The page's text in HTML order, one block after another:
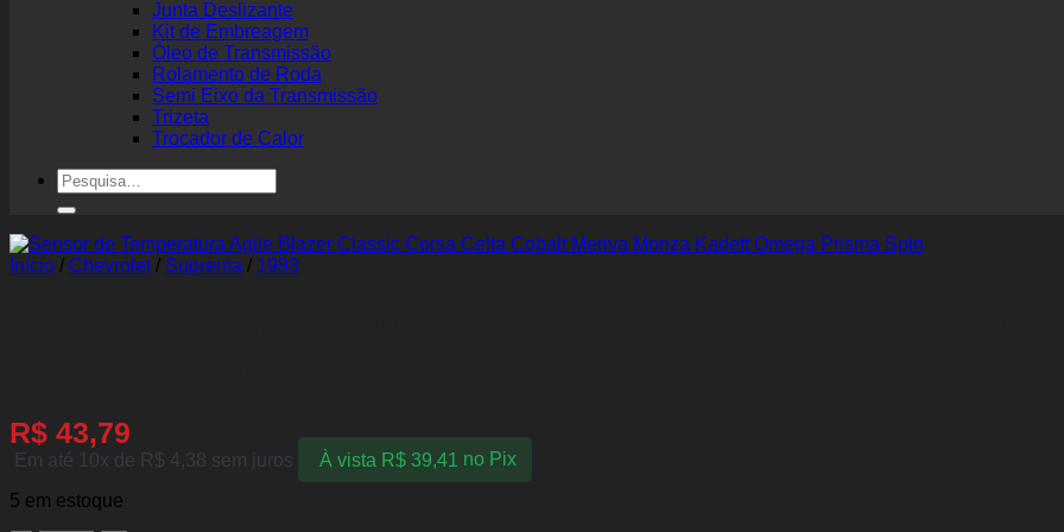
Junta Deslizante
Kit de Embreagem
Óleo de Transmissão
Rolamento de Roda
Semi Eixo da Transmissão
Trizeta
Trocador de Calor
Pesquisar
por:
Início / Chevrolet / Suprema / 1993
R$ 43,79
Em até 10x de R$ 4,38 sem juros À vista R$39,41 no Pix
5 em estoque